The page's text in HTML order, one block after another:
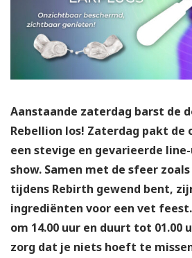
Aanstaande zaterdag barst de
Rebellion los! Zaterdag pakt
een stevige en gevarieerde
show. Samen met de sfeer
tijdens Rebirth gewend bent,
ingrediënten voor een vet
om 14.00 uur en duurt tot 01.00
zorg dat je niets hoeft te